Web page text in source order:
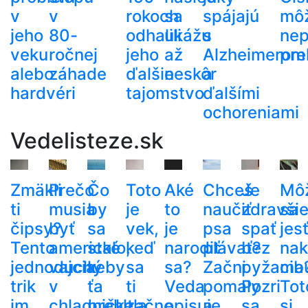
v
jeho
veku
alebo
hardvéri
v
80-
ročnej
záhade
rokoch
odhalili
jeho
ďalšie
tajomstvo
sa
ukážu
až
neskôr
spájajú
s
Alzheimerom
a
ďalšími
ochoreniami
Vedelisteze.sk
Zmäkli
ti
čipsy?
Tento
jednoduchý
trik
Prečo
musia
byť
americké
vajcia
v
Čo
by
sa
stalo,
keby
ťa
Toto
je
vek,
keď
sa
ti
Aké
to
je
narodiť
sa?
Veda
Chceš
naučiť
psa
plávať?
Začni
pomaly
Je
zdravšie
spať
bez
Pozri
sa
jesť